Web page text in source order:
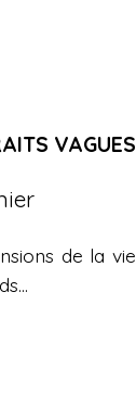
VAGUES
de la